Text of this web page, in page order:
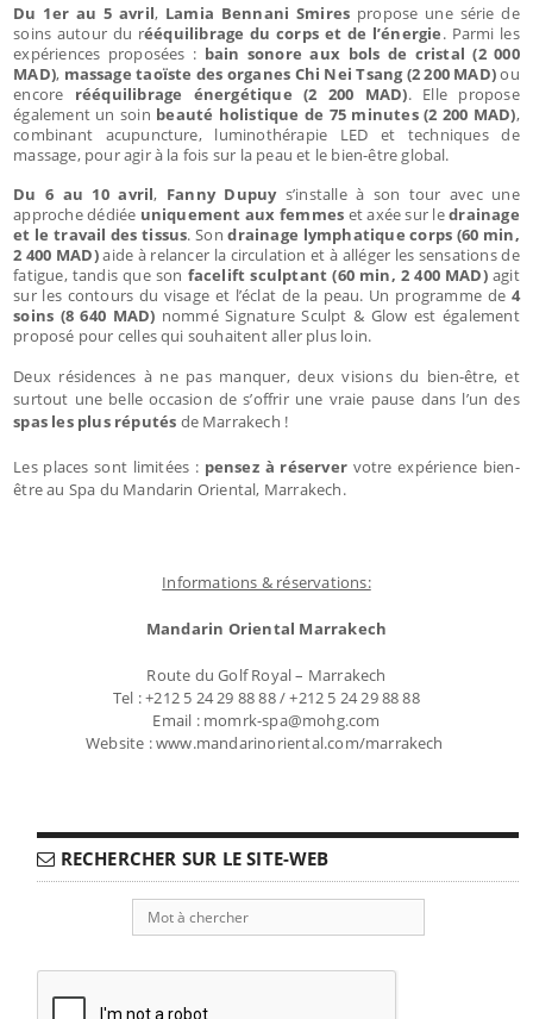
Du 1er au 5 avril, Lamia Bennani Smires propose une série de
soins autour du rééquilibrage du corps et de l’énergie. Parmi les
expériences proposées : bain sonore aux bols de cristal (2 000
MAD), massage taoïste des organes Chi Nei Tsang (2 200 MAD)ou
encore rééquilibrage énergétique (2 200 MAD). Elle propose
également un soin beauté holistique de 75 minutes (2 200 MAD),
combinant acupuncture, luminothérapie LED et techniques de
massage, pour agir à la fois sur la peau et le bien-être global.
Du 6 au 10 avril, Fanny Dupuys’installe à son tour avec une
approche dédiée uniquement aux femmes et axée sur ledrainage
et le travail des tissus. Sondrainage lymphatique corps (60 min,
2 400 MAD)aide à relancer la circulation et à alléger les sensations de
fatigue, tandis que son facelift sculptant (60 min, 2 400 MAD)agit
sur les contours du visage et l’éclat de la peau. Un programme de 4
soins (8 640 MAD) nommé Signature Sculpt & Glow est également
proposé pour celles qui souhaitent aller plus loin.
Deux résidences à ne pas manquer, deux visions du bien-être, et
surtout une belle occasion de s’offrir une vraie pause dans l’un des
spas les plus réputés de Marrakech !
Les places sont limitées : pensez à réservervotre expérience bien-
être au Spa du Mandarin Oriental, Marrakech.
Informations & réservations:
Mandarin Oriental Marrakech
Route du Golf Royal – Marrakech
Tel : +212 5 24 29 88 88 / +212 5 24 29 88 88
Email : momrk-spa@mohg.com
Website : www.mandarinoriental.com/marrakech
RECHERCHER SUR LE SITE-WEB